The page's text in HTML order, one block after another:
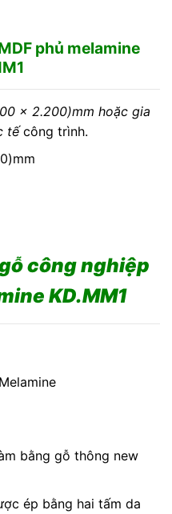
phủ melamine
x 2.200)mm hoặc gia
tếcông trình.
công nghiệp
KD.MM1
bằng gỗ thông new
ép bằng hai tấm da